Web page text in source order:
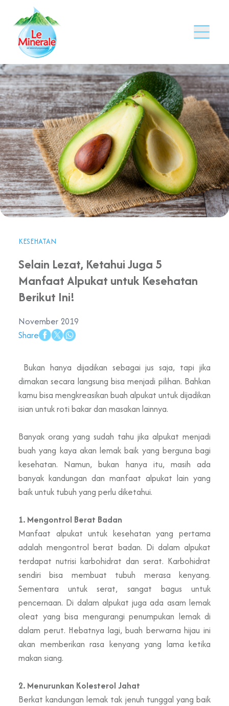
KESEHATAN
Selain Lezat, Ketahui Juga 5
Manfaat Alpukat untuk Kesehatan
Berikut Ini!
November 2019
Share
Bukan hanya dijadikan sebagai jus saja, tapi jika
dimakan secara langsung bisa menjadi pilihan. Bahkan
kamu bisa mengkreasikan buah alpukat untuk dijadikan
isian untuk roti bakar dan masakan lainnya.
Banyak orang yang sudah tahu jika alpukat menjadi
buah yang kaya akan lemak baik yang berguna bagi
kesehatan. Namun, bukan hanya itu, masih ada
banyak kandungan dan manfaat alpukat lain yang
baik untuk tubuh yang perlu diketahui.
1. Mengontrol Berat Badan
Manfaat alpukat untuk kesehatan yang pertama
adalah mengontrol berat badan. Di dalam alpukat
terdapat nutrisi karbohidrat dan serat. Karbohidrat
sendiri bisa membuat tubuh merasa kenyang.
Sementara untuk serat, sangat bagus untuk
pencernaan. Di dalam alpukat juga ada asam lemak
oleat yang bisa mengurangi penumpukan lemak di
dalam perut. Hebatnya lagi, buah berwarna hijau ini
akan memberikan rasa kenyang yang lama ketika
makan siang.
2. Menurunkan Kolesterol Jahat
Berkat kandungan lemak tak jenuh tunggal yang baik